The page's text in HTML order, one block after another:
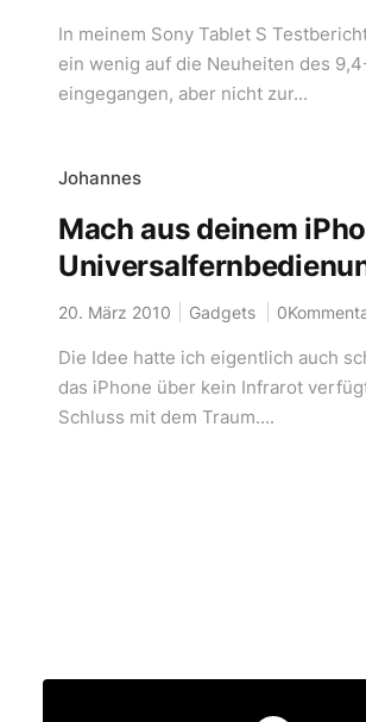
In meinem Sony Tablet S
ein wenig auf die Neuheiten des
eingegangen, aber nicht zur...
Johannes
Mach aus deinem
20. März 2010 Gadgets
Die Idee hatte ich eigentlich auch
das iPhone über kein Infrarot
Schluss mit dem Traum....